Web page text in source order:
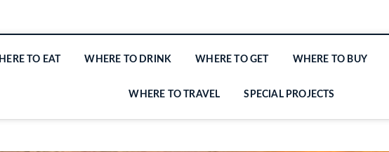
TO EAT WHERE TO DRINK WHERE TO GET WHERE TO BUY
WHERE TO TRAVEL SPECIAL PROJECTS